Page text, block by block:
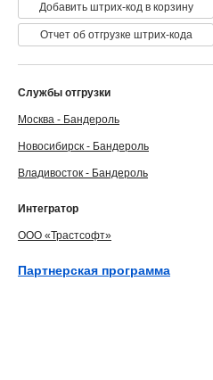
Добавить штрих-код в корзину
Отчет об отгрузке штрих-кода
Службы отгрузки
Москва - Бандероль
Новосибирск - Бандероль
Владивосток - Бандероль
Интегратор
ООО «Трастсофт»
Партнерская программа